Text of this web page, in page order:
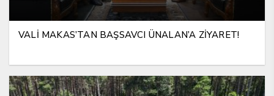
VALİ MAKAS’TAN BAŞSAVCI ÜNALAN’A ZİYARET!